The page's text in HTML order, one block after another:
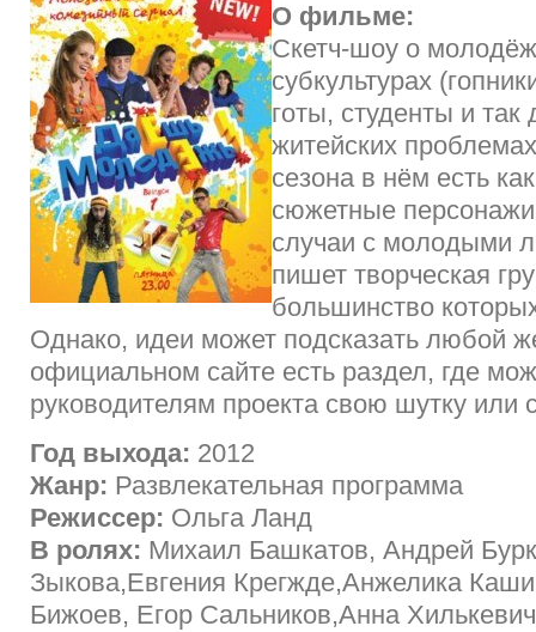
О фильме:
Скетч-шоу о
субкультурах
готы, студенты и так
житейских
сезона в нём есть
сюжетные
случаи с молодыми
пишет творческая
большинство
Однако, идеи может подсказать любой
официальном сайте есть раздел, где
руководителям проекта свою шутку или
Год выхода: 2012
Жанр: Развлекательная программа
Режиссер: Ольга Ланд
В ролях: Михаил Башкатов, Андрей
Зыкова,Евгения Крегжде,Анжелика
Бижоев, Егор Сальников,Анна Хилькевич